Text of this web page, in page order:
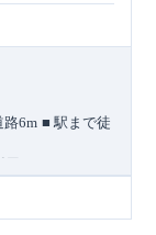
路6m ​■駅まで徒
＞
れにも配慮さ